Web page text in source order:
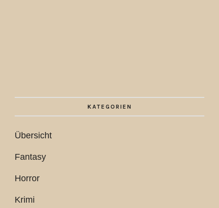
KATEGORIEN
Übersicht
Fantasy
Horror
Krimi